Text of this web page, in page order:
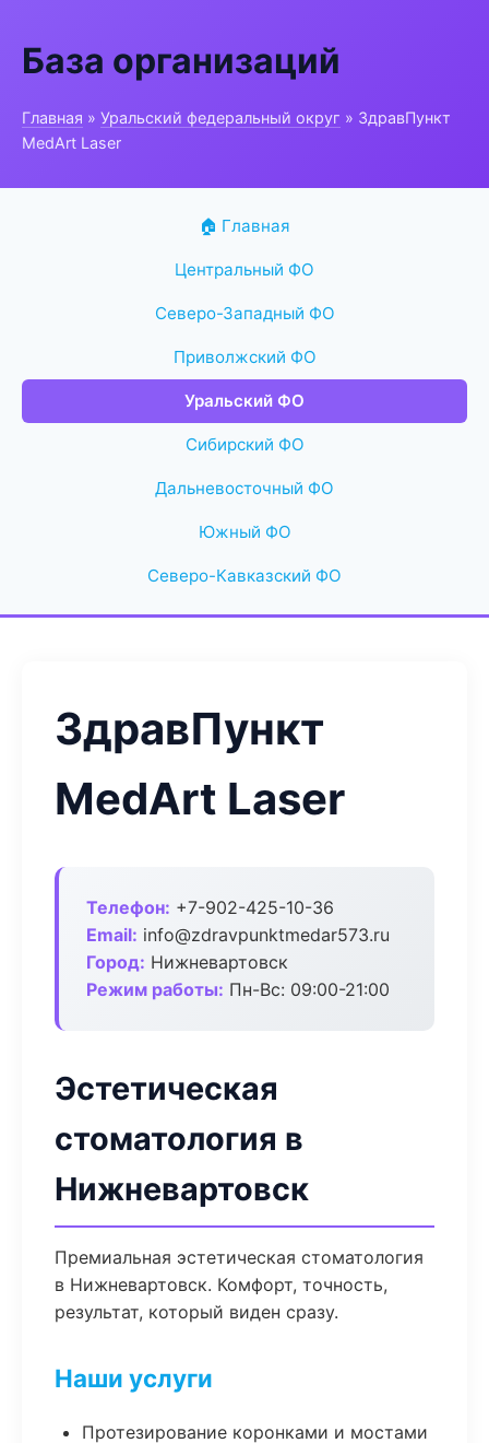
База организаций
Главная » Уральский федеральный округ » ЗдравПункт
MedArt Laser
🏠 Главная
Центральный ФО
Северо-Западный ФО
Приволжский ФО
Уральский ФО
Сибирский ФО
Дальневосточный ФО
Южный ФО
Северо-Кавказский ФО
ЗдравПункт
MedArt Laser
Телефон: +7-902-425-10-36
Email: info@zdravpunktmedar573.ru
Город: Нижневартовск
Режим работы: Пн-Вс: 09:00-21:00
Эстетическая
стоматология в
Нижневартовск
Премиальная эстетическая стоматология
в Нижневартовск. Комфорт, точность,
результат, который виден сразу.
Наши услуги
Протезирование коронками и мостами